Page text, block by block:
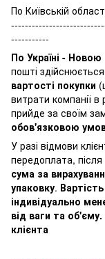
По Київській
-----------
По Україні -
пошті
вартості покупки
витрати компанії в
прийде за своїм
обов'язковою
У разі відмови
передоплата, після
сума за
упаковку.
індивідуально
від ваги та
клієнта